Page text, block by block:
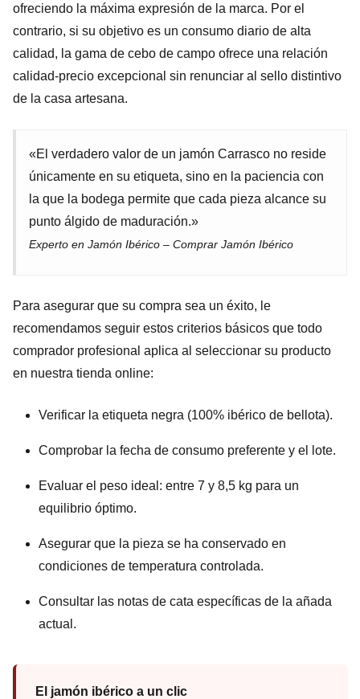
ofreciendo la máxima expresión de la marca. Por el
contrario, si su objetivo es un consumo diario de alta
calidad, la gama de cebo de campo ofrece una relación
calidad-precio excepcional sin renunciar al sello distintivo
de la casa artesana.
«El verdadero valor de un jamón Carrasco no reside
únicamente en su etiqueta, sino en la paciencia con
la que la bodega permite que cada pieza alcance su
punto álgido de maduración.»
Experto en Jamón Ibérico – Comprar Jamón Ibérico
Para asegurar que su compra sea un éxito, le
recomendamos seguir estos criterios básicos que todo
comprador profesional aplica al seleccionar su producto
en nuestra tienda online:
Verificar la etiqueta negra (100% ibérico de bellota).
Comprobar la fecha de consumo preferente y el lote.
Evaluar el peso ideal: entre 7 y 8,5 kg para un
equilibrio óptimo.
Asegurar que la pieza se ha conservado en
condiciones de temperatura controlada.
Consultar las notas de cata específicas de la añada
actual.
El jamón ibérico a un clic